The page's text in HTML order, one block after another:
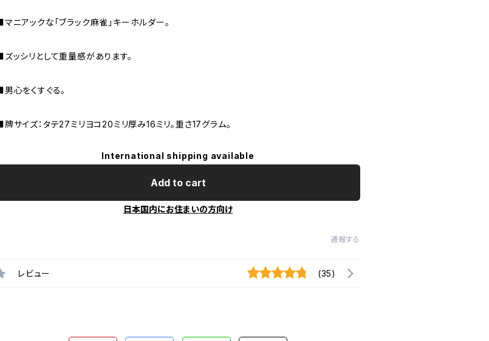
■マニアックな「ブラック麻雀」キーホルダー。
■ズッシリとして重量感があります。
■男心をくすぐる。
■牌サイズ：タテ27ミリヨコ20ミリ厚み16ミリ。重さ17グラム。
International shipping available
Add to cart
日本国内にお住まいの方向け
通報する
レビュー (35)